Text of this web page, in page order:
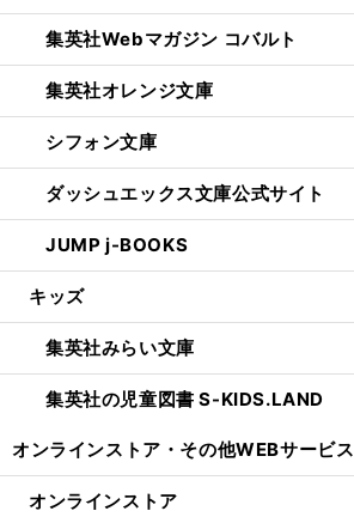
集英社Webマガジン コバルト
集英社オレンジ文庫
シフォン文庫
ダッシュエックス文庫公式サイト
JUMP j-BOOKS
キッズ
集英社みらい文庫
集英社の児童図書 S-KIDS.LAND
オンラインストア・ その他WEBサービス
オンラインストア